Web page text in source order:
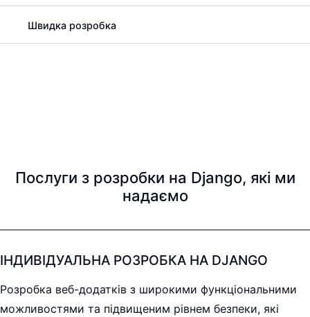
Швидка розробка
Послуги з розробки на Django, які ми
надаємо
ІНДИВІДУАЛЬНА РОЗРОБКА НА DJANGO
Розробка веб-додатків з широкими функціональними
можливостями та підвищеним рівнем безпеки, які